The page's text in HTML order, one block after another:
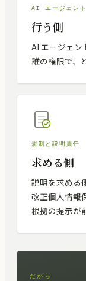
AI エージェント
行う側
AI エージェン
誰の権限で、
規制と説明責任
求める側
説明を求める
改正個人情報
根拠の提示が
だから